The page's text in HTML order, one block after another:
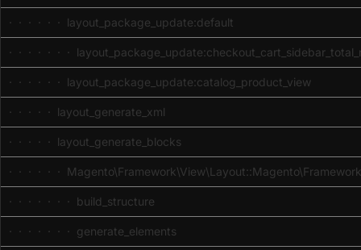
· · · · · · layout_package_update:default
· · · · · · ·
· · · · · · layout_package_update:catalog_product_view
· · · · · layout_generate_xml
· · · · · layout_generate_blocks
· · · · · ·
· · · · · · · build_structure
· · · · · · · generate_elements